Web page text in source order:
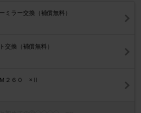
ミラー交換（補償無料）
交換（補償無料）
２６０ ×Ⅱ